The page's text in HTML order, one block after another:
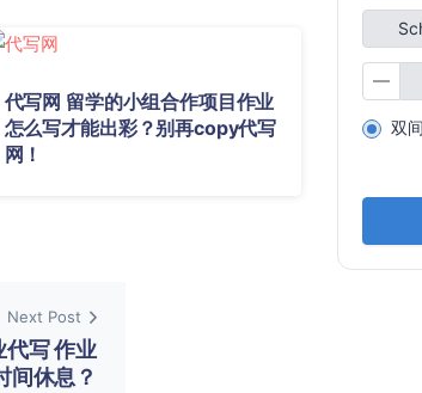
代写网 留学的小组合作项目作业
怎么写才能出彩？别再copy代写
网！
Next Post
代写 作业
间休息？